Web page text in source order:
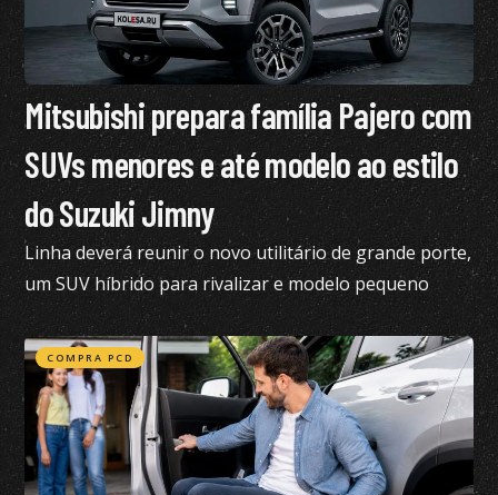
Mitsubishi prepara família Pajero com
SUVs menores e até modelo ao estilo
do Suzuki Jimny
Linha deverá reunir o novo utilitário de grande porte,
um SUV híbrido para rivalizar e modelo pequeno
semelhante ao Suzuki Jimny
COMPRA PCD